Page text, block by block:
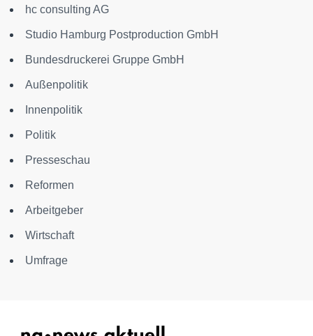
hc consulting AG
Studio Hamburg Postproduction GmbH
Bundesdruckerei Gruppe GmbH
Außenpolitik
Innenpolitik
Politik
Presseschau
Reformen
Arbeitgeber
Wirtschaft
Umfrage